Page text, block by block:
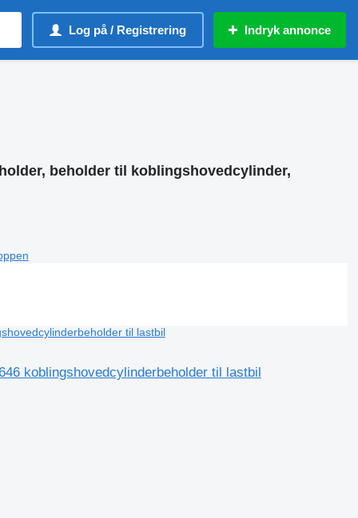
Log på / Registrering Indryk annonce
beholder til koblingshovedcylinder,
koblingshovedcylinderbeholder til lastbil